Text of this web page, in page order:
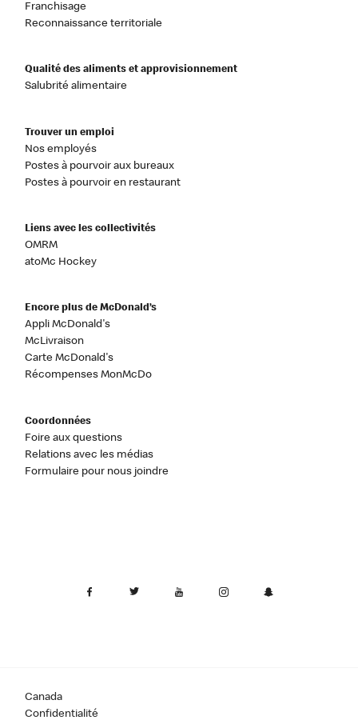
Franchisage
Reconnaissance territoriale
Qualité des aliments et approvisionnement
Salubrité alimentaire
Trouver un emploi
Nos employés
Postes à pourvoir aux bureaux
Postes à pourvoir en restaurant
Liens avec les collectivités
OMRM
atoMc Hockey
Encore plus de McDonald’s
Appli McDonald's
McLivraison
Carte McDonald's
Récompenses MonMcDo
Coordonnées
Foire aux questions
Relations avec les médias
Formulaire pour nous joindre
Canada
Confidentialité